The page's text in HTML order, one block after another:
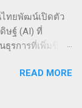
นความยั่งยืนที่
ดำเนินการ อัน
องการพัฒนาที่
ฐกิจ สังคม และสิ่ง
ทยพัฒน์เปิดตัว
ษฐ์ (AI) ที่
รการที่เพิ่มขึ้น
อข้อมูล ( อ่านต่อ
READ MORE